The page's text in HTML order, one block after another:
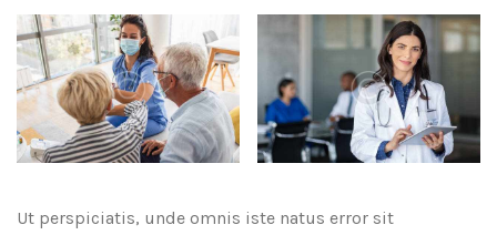
Ut perspiciatis, unde omnis iste natus error sit